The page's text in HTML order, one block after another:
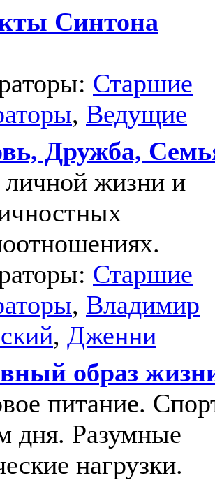
Синтона
Старшие
, Ведущие
Дружба,
жизни и
Старшие
, Владимир
, Дженни
образ
питание.
дня. Разумные
нагрузки.